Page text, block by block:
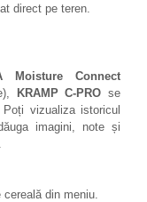
direct pe teren.
Moisture Connect
KRAMP C-PRO se
vizualiza istoricul
imagini, note și
din meniu.